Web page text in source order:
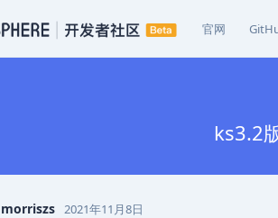
官网
ks3.2
morriszs 2021年11月8日